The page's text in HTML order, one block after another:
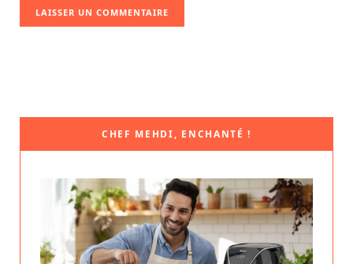
CHEF MEHDI, ENCHANTÉ !